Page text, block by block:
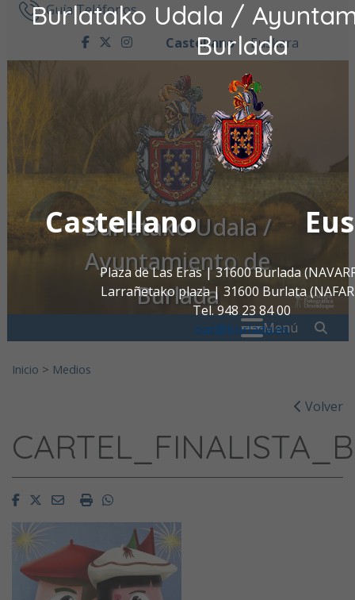
Burlatako Udala /
Burlada
Castellano
Plaza de Las Eras | 31600 Burlada
Larrañetako plaza | 31600 Burlata
Tel. 948 23 84 00
oac@burlada.es
Ir al contenidoGuía Teléfonos
facebook
twitter
instagram
Castellano Euskara
Burlatako Udala /
Ayuntamiento de
Burlada
Menú
Inicio > Medios
Volver
FacebookTwitterEmailImprimirWhatsapp